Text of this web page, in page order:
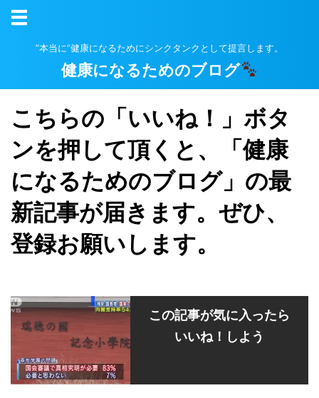
”本当に”健康になるためにシンクタンクとして提言します。
健康になるためのブログ
こちらの「いいね！」ボタ
ンを押して頂くと、「健康
になるためのブログ」の最
新記事が届きます。ぜひ、
登録お願いします。
この記事が気に入ったら
いいね！しよう